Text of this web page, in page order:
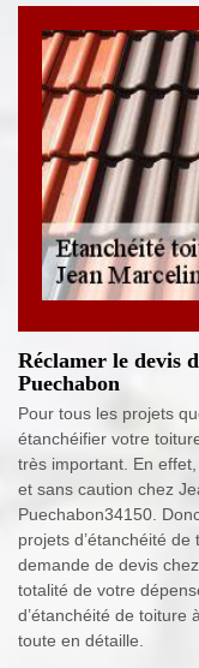
Réclamer le devis
Puechabon
Pour tous les projets
étanchéifier votre
très important. En
et sans caution chez
Puechabon34150.
projets d’étanchéité
demande de devis
totalité de votre
d’étanchéité de toiture
toute en détaille.